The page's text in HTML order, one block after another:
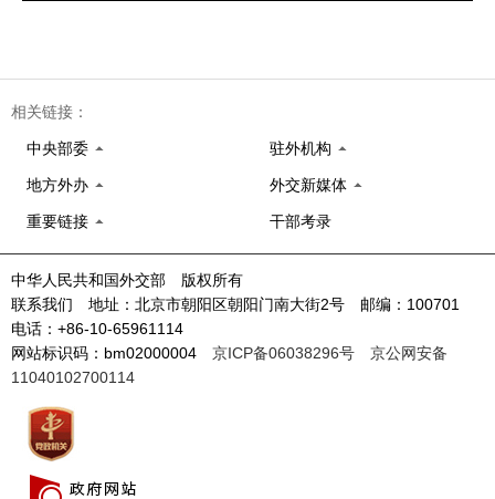
相关链接：
中央部委 驻外机构
地方外办 外交新媒体
重要链接 干部考录
中华人民共和国外交部 版权所有
联系我们 地址：北京市朝阳区朝阳门南大街2号 邮编：100701
电话：+86-10-65961114
网站标识码：bm02000004 京ICP备06038296号
京公网安备
11040102700114